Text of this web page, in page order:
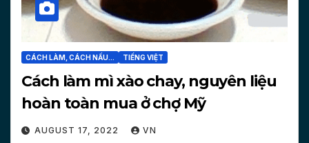
CÁCH LÀM, CÁCH NẤU... TIẾNG VIỆT
Cách làm mì xào chay, nguyên liệu
hoàn toàn mua ở chợ Mỹ
AUGUST 17, 2022 VN